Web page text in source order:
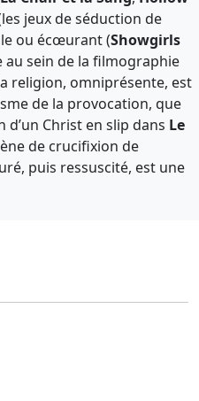
jeux de séduction de
ou écœurant (Showgirls
sein de la filmographie
religion, omniprésente, est
de la provocation, que
d’un Christ en slip dans Le
de crucifixion de
puis ressuscité, est une